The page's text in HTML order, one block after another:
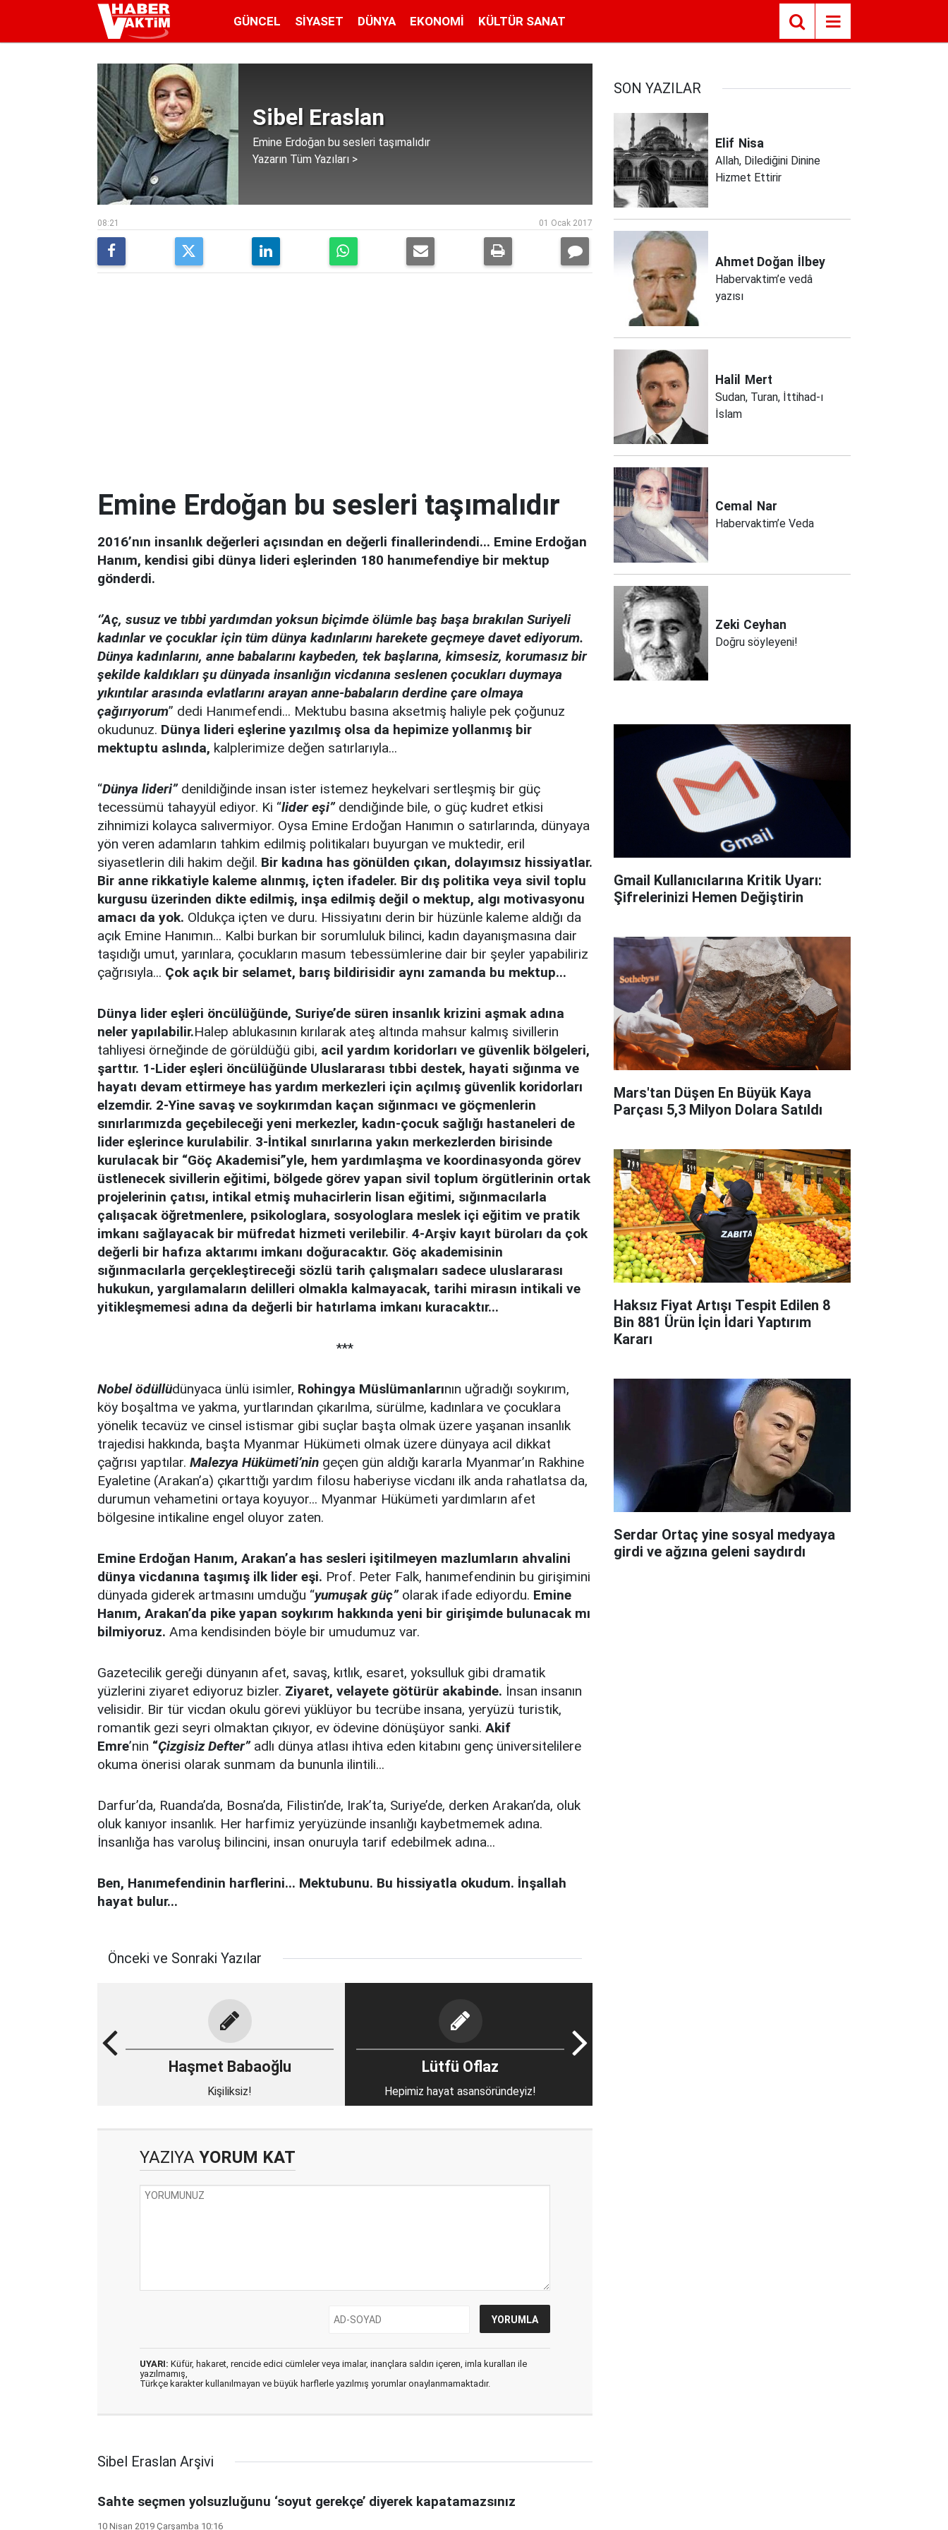
GÜNCEL SIYASET DÜNYA EKONOMI KÜLTÜR SANAT
Sibel Eraslan
Emine Erdoğan bu sesleri taşımalıdır
Yazarın Tüm Yazıları >
08:21 01 Ocak 2017
Emine Erdoğan bu sesleri taşımalıdır
2016’nın insanlık değerleri açısından en değerli finallerindendi... Emine Erdoğan
Hanım, kendisi gibi dünya lideri eşlerinden 180 hanımefendiye bir mektup
gönderdi.
‘’Aç, susuz ve tıbbi yardımdan yoksun biçimde ölümle baş başa bırakılan Suriyeli
kadınlar ve çocuklar için tüm dünya kadınlarını harekete geçmeye davet ediyorum.
Dünya kadınlarını, anne babalarını kaybeden, tek başlarına, kimsesiz, korumasız bir
şekilde kaldıkları şu dünyada insanlığın vicdanına seslenen çocukları duymaya
yıkıntılar arasında evlatlarını arayan anne-babaların derdine çare olmaya
çağırıyorum” dedi Hanımefendi... Mektubu basına aksetmiş haliyle pek çoğunuz
okudunuz. Dünya lideri eşlerine yazılmış olsa da hepimize yollanmış bir
mektuptu aslında, kalplerimize değen satırlarıyla...
“Dünya lideri”denildiğinde insan ister istemez heykelvari sertleşmiş bir güç
tecessümü tahayyül ediyor. Ki “lider eşi”dendiğinde bile, o güç kudret etkisi
zihnimizi kolayca salıvermiyor. Oysa Emine Erdoğan Hanımın o satırlarında, dünyaya
yön veren adamların tahkim edilmiş politikaları buyurgan ve muktedir, eril
siyasetlerin dili hakim değil. Bir kadına has gönülden çıkan, dolayımsız hissiyatlar.
Bir anne rikkatiyle kaleme alınmış, içten ifadeler. Bir dış politika veya sivil toplu
kurgusu üzerinden dikte edilmiş, inşa edilmiş değil o mektup, algı motivasyonu
amacı da yok. Oldukça içten ve duru. Hissiyatını derin bir hüzünle kaleme aldığı da
açık Emine Hanımın... Kalbi burkan bir sorumluluk bilinci, kadın dayanışmasına dair
taşıdığı umut, yarınlara, çocukların masum tebessümlerine dair bir şeyler yapabiliriz
çağrısıyla... Çok açık bir selamet, barış bildirisidir aynı zamanda bu mektup...
Dünya lider eşleri öncülüğünde, Suriye’de süren insanlık krizini aşmak adına
neler yapılabilir.Halep ablukasının kırılarak ateş altında mahsur kalmış sivillerin
tahliyesi örneğinde de görüldüğü gibi, acil yardım koridorları ve güvenlik bölgeleri,
şarttır. 1-Lider eşleri öncülüğünde Uluslararası tıbbi destek, hayati sığınma ve
hayatı devam ettirmeye has yardım merkezleri için açılmış güvenlik koridorları
elzemdir. 2-Yine savaş ve soykırımdan kaçan sığınmacı ve göçmenlerin
sınırlarımızda geçebileceği yeni merkezler, kadın-çocuk sağlığı hastaneleri de
lider eşlerince kurulabilir. 3-İntikal sınırlarına yakın merkezlerden birisinde
kurulacak bir “Göç Akademisi”yle, hem yardımlaşma ve koordinasyonda görev
üstlenecek sivillerin eğitimi, bölgede görev yapan sivil toplum örgütlerinin ortak
projelerinin çatısı, intikal etmiş muhacirlerin lisan eğitimi, sığınmacılarla
çalışacak öğretmenlere, psikologlara, sosyologlara meslek içi eğitim ve pratik
imkanı sağlayacak bir müfredat hizmeti verilebilir. 4-Arşiv kayıt büroları da çok
değerli bir hafıza aktarımı imkanı doğuracaktır. Göç akademisinin
sığınmacılarla gerçekleştireceği sözlü tarih çalışmaları sadece uluslararası
hukukun, yargılamaların delilleri olmakla kalmayacak, tarihi mirasın intikali ve
yitikleşmemesi adına da değerli bir hatırlama imkanı kuracaktır...
***
Nobel ödüllüdünyaca ünlü isimler, Rohingya Müslümanlarının uğradığı soykırım,
köy boşaltma ve yakma, yurtlarından çıkarılma, sürülme, kadınlara ve çocuklara
yönelik tecavüz ve cinsel istismar gibi suçlar başta olmak üzere yaşanan insanlık
trajedisi hakkında, başta Myanmar Hükümeti olmak üzere dünyaya acil dikkat
çağrısı yaptılar. Malezya Hükümeti’nin geçen gün aldığı kararla Myanmar’ın Rakhine
Eyaletine (Arakan’a) çıkarttığı yardım filosu haberiyse vicdanı ilk anda rahatlatsa da,
durumun vehametini ortaya koyuyor... Myanmar Hükümeti yardımların afet
bölgesine intikaline engel oluyor zaten.
Emine Erdoğan Hanım, Arakan’a has sesleri işitilmeyen mazlumların ahvalini
dünya vicdanına taşımış ilk lider eşi. Prof. Peter Falk, hanımefendinin bu girişimini
dünyada giderek artmasını umduğu “yumuşak güç”olarak ifade ediyordu. Emine
Hanım, Arakan’da pike yapan soykırım hakkında yeni bir girişimde bulunacak mı
bilmiyoruz. Ama kendisinden böyle bir umudumuz var.
Gazetecilik gereği dünyanın afet, savaş, kıtlık, esaret, yoksulluk gibi dramatik
yüzlerini ziyaret ediyoruz bizler. Ziyaret, velayete götürür akabinde. İnsan insanın
velisidir. Bir tür vicdan okulu görevi yüklüyor bu tecrübe insana, yeryüzü turistik,
romantik gezi seyri olmaktan çıkıyor, ev ödevine dönüşüyor sanki. Akif
Emre’nin “Çizgisiz Defter”adlı dünya atlası ihtiva eden kitabını genç üniversitelilere
okuma önerisi olarak sunmam da bununla ilintili...
Darfur’da, Ruanda’da, Bosna’da, Filistin’de, Irak’ta, Suriye’de, derken Arakan’da, oluk
oluk kanıyor insanlık. Her harfimiz yeryüzünde insanlığı kaybetmemek adına.
İnsanlığa has varoluş bilincini, insan onuruyla tarif edebilmek adına...
Ben, Hanımefendinin harflerini... Mektubunu. Bu hissiyatla okudum. İnşallah
hayat bulur...
Önceki ve Sonraki Yazılar
Haşmet Babaoğlu
Kişiliksiz!
Lütfü Oflaz
Hepimiz hayat asansöründeyiz!
YAZIYA YORUM KAT
UYARI: Küfür, hakaret, rencide edici cümleler veya imalar, inançlara saldırı içeren, imla kuralları ile
yazılmamış,
Türkçe karakter kullanılmayan ve büyük harflerle yazılmış yorumlar onaylanmamaktadır.
Sibel Eraslan Arşivi
Sahte seçmen yolsuzluğunu ‘soyut gerekçe’ diyerek kapatamazsınız
10 Nisan 2019 Çarşamba 10:16
SON YAZILAR
Elif Nisa
Allah, Dilediğini Dinine
Hizmet Ettirir
Ahmet Doğan İlbey
Habervaktim’e vedâ
yazısı
Halil Mert
Sudan, Turan, İttihad-ı
İslam
Cemal Nar
Habervaktim’e Veda
Zeki Ceyhan
Doğru söyleyeni!
Gmail Kullanıcılarına Kritik Uyarı:
Şifrelerinizi Hemen Değiştirin
Mars'tan Düşen En Büyük Kaya
Parçası 5,3 Milyon Dolara Satıldı
Haksız Fiyat Artışı Tespit Edilen 8
Bin 881 Ürün İçin İdari Yaptırım
Kararı
Serdar Ortaç yine sosyal medyaya
girdi ve ağzına geleni saydırdı